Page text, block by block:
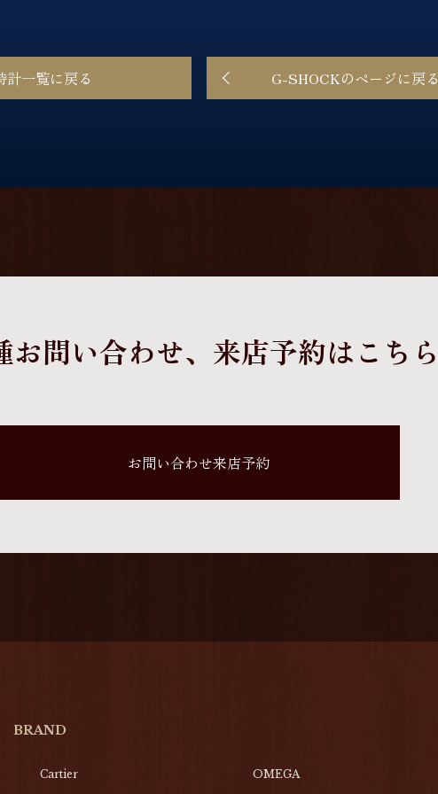
計一覧に戻る G-SHOCKのページに戻る
お問い合わせ、 来店予約はこちら
お問い合わせ来店予約
BRAND
Cartier OMEGA